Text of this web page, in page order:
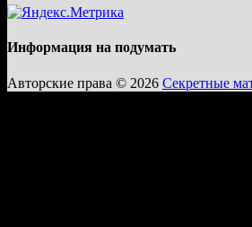
Информация на подумать
Авторские права © 2026 Секретные